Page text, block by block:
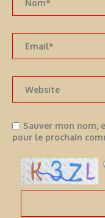
Sauver mon nom,
pour le prochain